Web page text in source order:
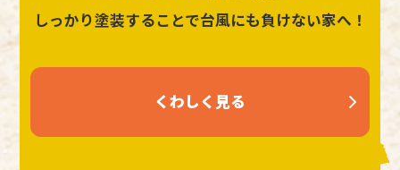
しっかり塗装することで台風にも負けない家へ！
くわしく見る